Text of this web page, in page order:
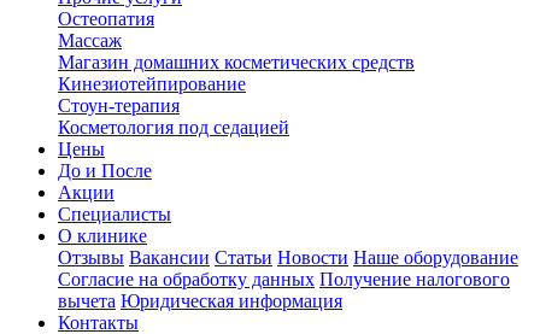
Остеопатия
Массаж
Магазин домашних косметических средств
Кинезиотейпирование
Стоун-терапия
Косметология под седацией
Цены
До и После
Акции
Специалисты
О клинике
Отзывы Вакансии Статьи Новости Наше оборудование
Согласие на обработку данных Получение налогового
вычета Юридическая информация
Контакты